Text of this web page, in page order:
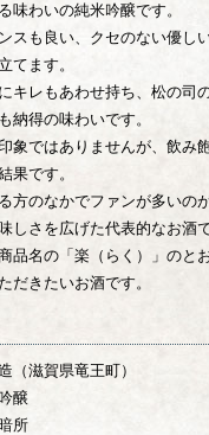
味わいの純米吟醸です。
スも良い、クセのない優し
てます。
キレもあわせ持ち、松の司
納得の味わいです。
象ではありませんが、飲み
果です。
方のなかでファンが多いの
しさを広げた代表的なお酒
品名の「楽（らく）」のと
だきたいお酒です。
（滋賀県竜王町）
醸
所